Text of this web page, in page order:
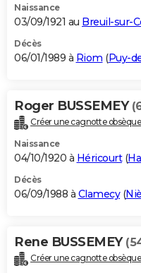
Naissance
03/09/1921 au Breuil-sur-
Décès
06/01/1989 à Riom (Puy-
Roger BUSSEMEY
Créer une cagnotte
Naissance
04/10/1920 à Héricourt(
Décès
06/09/1988 à Clamecy(
Rene BUSSEMEY
Créer une cagnotte